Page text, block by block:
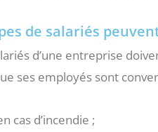
de salariés
d’une entreprise
ses employés sont
cas d’incendie ;